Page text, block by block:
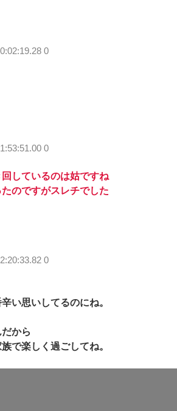
0
0
しているのは姑ですね
のですがスレチでした
0
い思いしてるのにね。
から
で楽しく過ごしてね。